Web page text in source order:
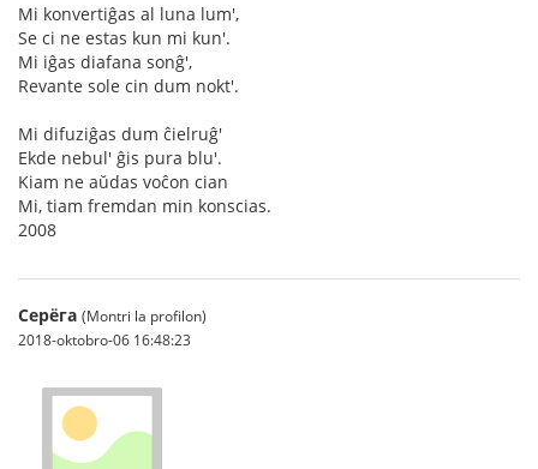
Mi konvertiĝas al luna lum',
Se ci ne estas kun mi kun'.
Mi iĝas diafana sonĝ',
Revante sole cin dum nokt'.
Mi difuziĝas dum ĉielruĝ'
Ekde nebul' ĝis pura blu'.
Kiam ne aŭdas voĉon cian
Mi, tiam fremdan min konscias.
2008
Серёга (Montri la profilon)
2018-oktobro-06 16:48:23